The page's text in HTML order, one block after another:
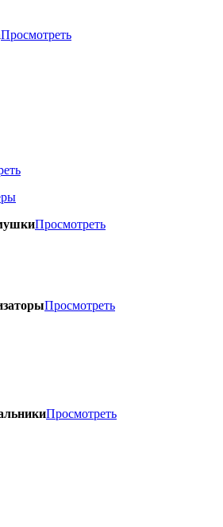
Просмотреть
Просмотреть
Просмотреть
Просмотреть